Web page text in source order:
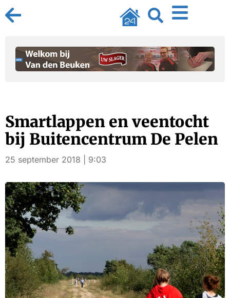
Smartlappen en veentocht
bij Buitencentrum De Pelen
25 september 2018 | 9:03